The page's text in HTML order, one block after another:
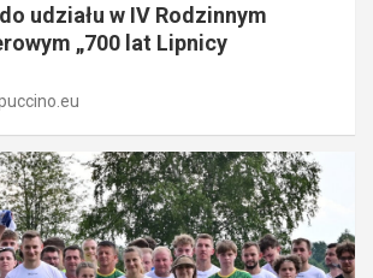
udziału w IV Rodzinnym
„700 lat Lipnicy